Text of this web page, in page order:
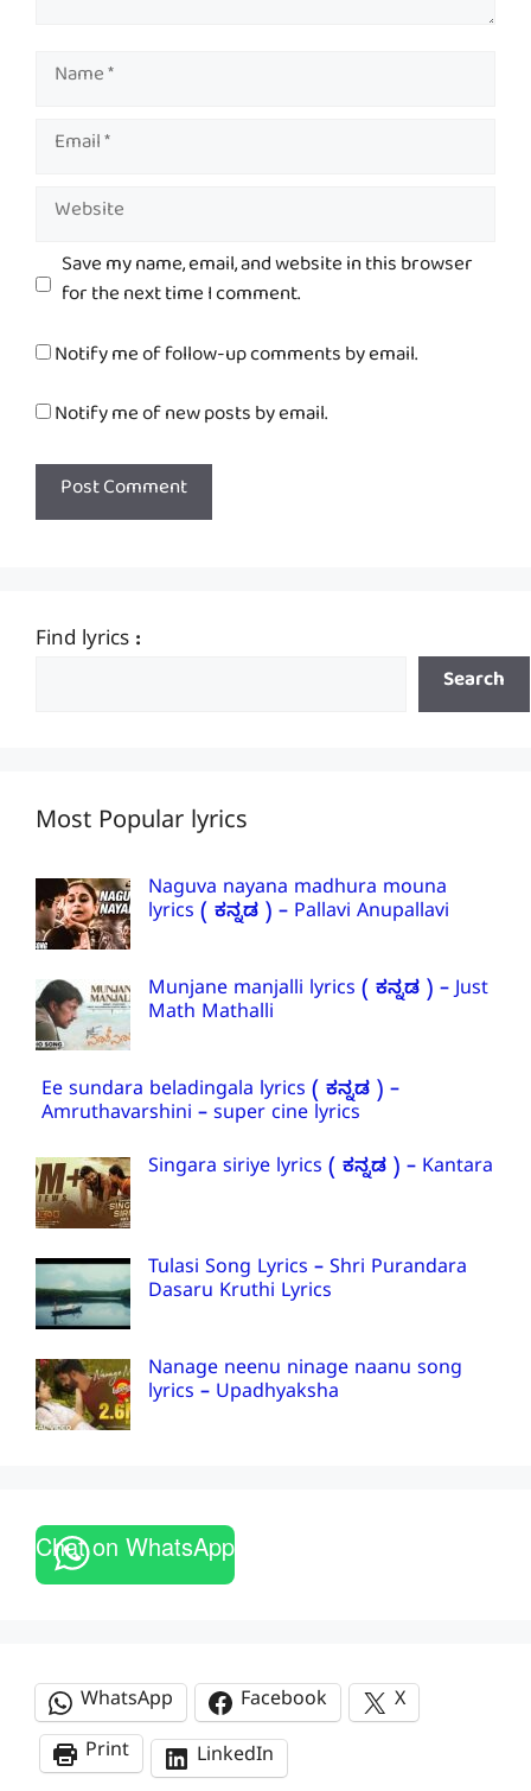
Name
Email
Website
Save my name, email, and website in this browser
for the next time I comment.
Notify me of follow-up comments by email.
Notify me of new posts by email.
Find lyrics :
Search
Most Popular lyrics
Naguva nayana madhura mouna
lyrics ( ಕನ್ನಡ ) – Pallavi Anupallavi
Munjane manjalli lyrics ( ಕನ್ನಡ ) – Just
Math Mathalli
Ee sundara beladingala lyrics ( ಕನ್ನಡ ) –
Amruthavarshini – super cine lyrics
Singara siriye lyrics ( ಕನ್ನಡ ) – Kantara
Tulasi Song Lyrics – Shri Purandara
Dasaru Kruthi Lyrics
Nanage neenu ninage naanu song
lyrics – Upadhyaksha
Chat on WhatsApp
WhatsApp Facebook
X
Print
LinkedIn